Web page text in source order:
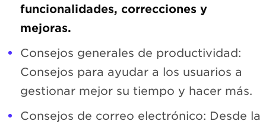
funcionalidades, correcciones y
mejoras.
Consejos generales de productividad:
Consejos para ayudar a los usuarios a
gestionar mejor su tiempo y hacer más.
Consejos de correo electrónico: Desde la